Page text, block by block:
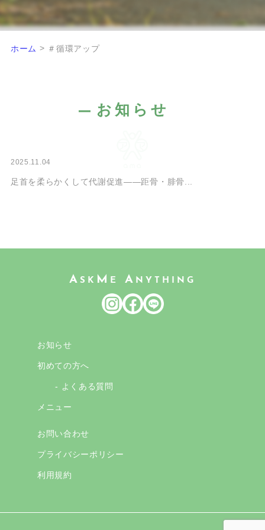
ホーム > ＃循環アップ
お知らせ
2025.11.04
足首を柔らかくして代謝促進――距骨・腓骨...
A SK M E A NYTHING
お知らせ
初めての方へ
- よくある質問
メニュー
お問い合わせ
プライバシーポリシー
利用規約